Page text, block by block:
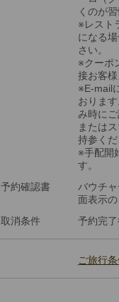
くのが習
※レスト
になる
さい。
※クーポ
接お客様
※E-mail
おりま
み時に
または
持参くだ
※手配開
す。
予約確認書
バウチ
面表示の
取消条件
予約完
ご旅行